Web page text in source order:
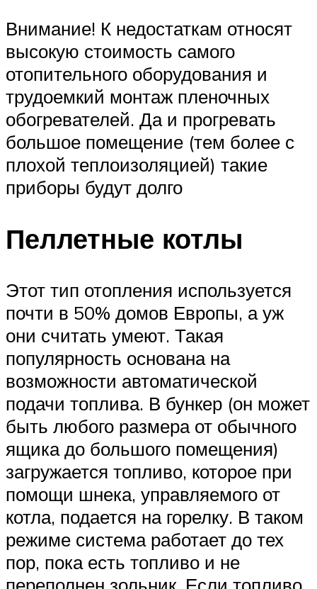
Внимание! К недостаткам относят
высокую стоимость самого
отопительного оборудования и
трудоемкий монтаж пленочных
обогревателей. Да и прогревать
большое помещение (тем более с
плохой теплоизоляцией) такие
приборы будут долго
Пеллетные котлы
Этот тип отопления используется
почти в 50% домов Европы, а уж
они считать умеют. Такая
популярность основана на
возможности автоматической
подачи топлива. В бункер (он может
быть любого размера от обычного
ящика до большого помещения)
загружается топливо, которое при
помощи шнека, управляемого от
котла, подается на горелку. В таком
режиме система работает до тех
пор, пока есть топливо и не